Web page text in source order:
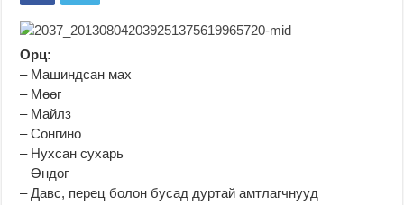
Орц:
– Машиндсан мах
– Мөөг
– Майлз
– Сонгино
– Нухсан сухарь
– Өндөг
– Давс, перец болон бусад дуртай амтлагчнууд